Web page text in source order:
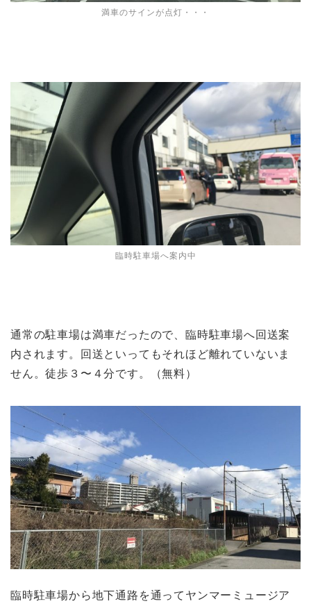
満車のサインが点灯・・・
臨時駐車場へ案内中
通常の駐車場は満車だったので、臨時駐車場へ回送案
内されます。回送といってもそれほど離れていないま
せん。徒歩３〜４分です。（無料）
臨時駐車場から地下通路を通ってヤンマーミュージア